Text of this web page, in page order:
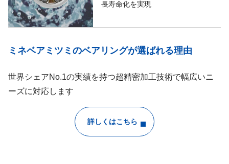
長寿命化を実現
ミネベアミツミのベアリングが選ばれる理由
世界シェアNo.1の実績を持つ超精密加工技術で幅広いニ
ーズに対応します
詳しくはこちら